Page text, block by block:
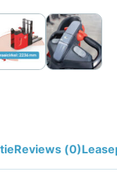
Reviews (0)